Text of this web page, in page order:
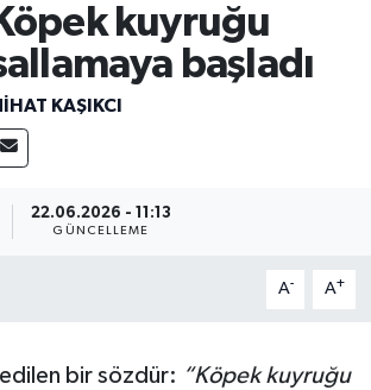
kuyruğu
başladı
KAŞIKCI
22.06.2026 - 11:13
GÜNCELLEME
A- A+
bir sözdür: “Köpek kuyruğu